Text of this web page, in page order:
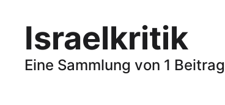
Israelkritik
Eine Sammlung von 1 Beitrag